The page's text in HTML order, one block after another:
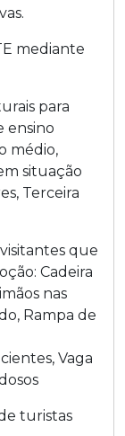
mediante
para
ensino
médio,
situação
, Terceira
que
Cadeira
nas
, Rampa de
, Vaga
turistas